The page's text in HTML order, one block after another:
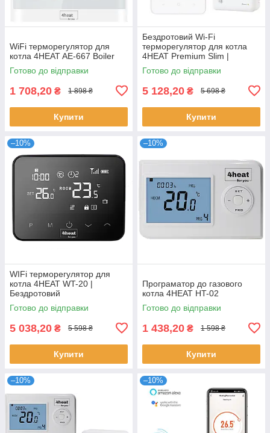
WiFi терморегулятор для
котла 4HEAT AE-667 Boiler
Готово до відправки
1 708,20 ₴ 1 898 ₴
Купити
Бездротовий Wi-Fi
терморегулятор для котла
4HEAT Premium Slim |
Сенсорний з АКБ
(4HT.WT75.W)
Готово до відправки
5 128,20 ₴ 5 698 ₴
Купити
–10%
WIFi терморегулятор для
котла 4HEAT WT-20 |
Бездротовий
Готово до відправки
5 038,20 ₴ 5 598 ₴
Купити
–10%
Програматор до газового
котла 4HEAT HT-02
Готово до відправки
1 438,20 ₴ 1 598 ₴
Купити
–10% –10%